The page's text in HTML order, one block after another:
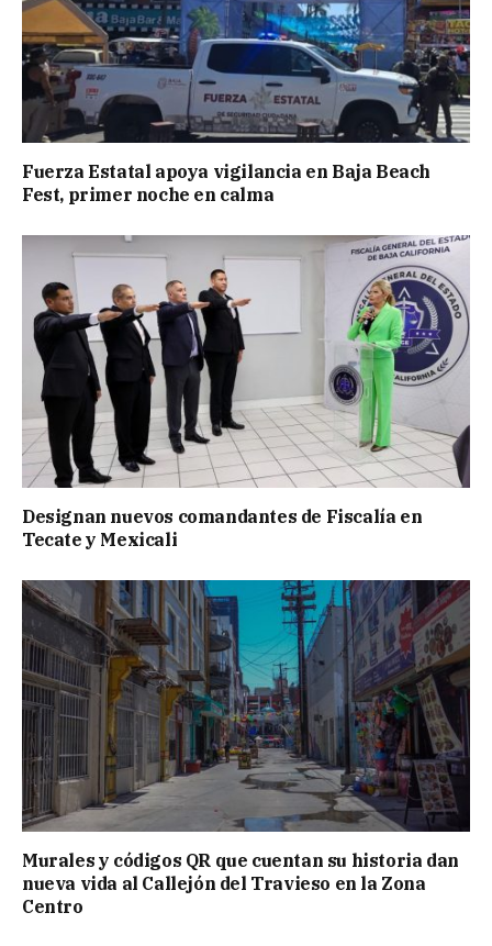
Fuerza Estatal apoya vigilancia en Baja Beach
Fest, primer noche en calma
Designan nuevos comandantes de Fiscalía en
Tecate y Mexicali
Murales y códigos QR que cuentan su historia dan
nueva vida al Callejón del Travieso en la Zona
Centro